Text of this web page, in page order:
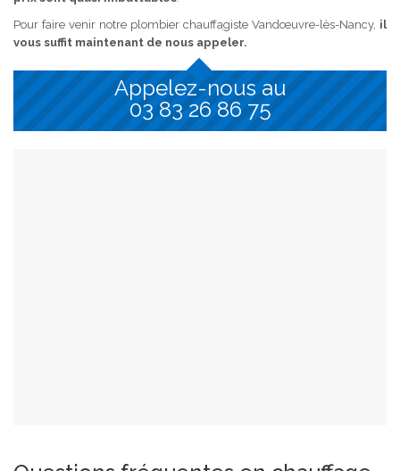
Pour faire venir notre plombier chauffagiste Vandœuvre-lès-Nancy, il
vous suffit maintenant de nous appeler.
Appelez-nous au
03 83 26 86 75